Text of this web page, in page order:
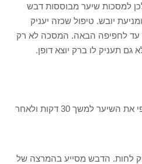
למסכות שיער מבוססות דבש
יובש. טיפול שכזה יעניק
עד לחפיפה הבאה. המסכה לא רק
תעניק לו ברק יוצא דופן.
משחי את השיער במסיכה. אספי את השיער למשך 30 דקות ולאחר
לחות. הדבש מסייע בהמרצה של